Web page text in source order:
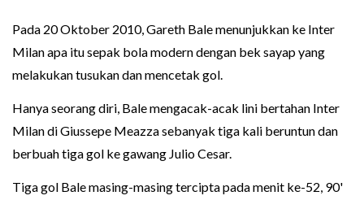
Pada 20 Oktober 2010, Gareth Bale menunjukkan ke Inter
Milan apa itu sepak bola modern dengan bek sayap yang
melakukan tusukan dan mencetak gol.
Hanya seorang diri, Bale mengacak-acak lini bertahan Inter
Milan di Giussepe Meazza sebanyak tiga kali beruntun dan
berbuah tiga gol ke gawang Julio Cesar.
Tiga gol Bale masing-masing tercipta pada menit ke-52, 90'